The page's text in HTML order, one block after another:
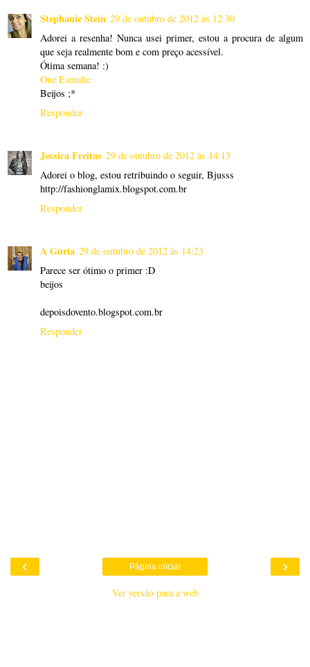
Stephanie Stein 29 de outubro de 2012 às 12:30
Adorei a resenha! Nunca usei primer, estou a procura de algum
que seja realmente bom e com preço acessível.
Ótima semana! :)
One Esmalte
Beijos ;*
Responder
Jessica Freitas 29 de outubro de 2012 às 14:13
Adorei o blog, estou retribuindo o seguir, Bjusss
http://fashionglamix.blogspot.com.br
Responder
A Guria 29 de outubro de 2012 às 14:23
Parece ser ótimo o primer :D
beijos
depoisdovento.blogspot.com.br
Responder
‹ ›
Página inicial
Ver versão para a web